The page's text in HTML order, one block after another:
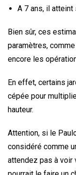
A 7 ans, il
Bien sûr, ces
paramètres,
encore les
En effet, certains
cépée pour
hauteur.
Attention, si le
considéré comme
attendez pas à voir